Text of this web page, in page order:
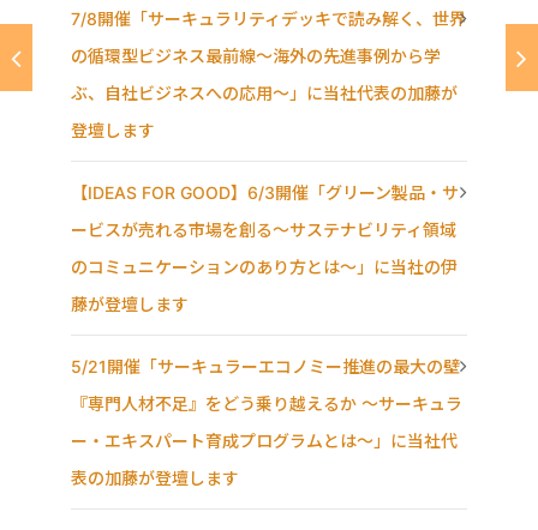
7/8開催「サーキュラリティデッキで読み解く、世界
の循環型ビジネス最前線〜海外の先進事例から学
ぶ、自社ビジネスへの応用〜」に当社代表の加藤が
登壇します
【IDEAS FOR GOOD】6/3開催「グリーン製品・サ
ービスが売れる市場を創る〜サステナビリティ領域
のコミュニケーションのあり方とは〜」に当社の伊
藤が登壇します
5/21開催「サーキュラーエコノミー推進の最大の壁
『専門人材不足』をどう乗り越えるか ～サーキュラ
ー・エキスパート育成プログラムとは～」に当社代
表の加藤が登壇します